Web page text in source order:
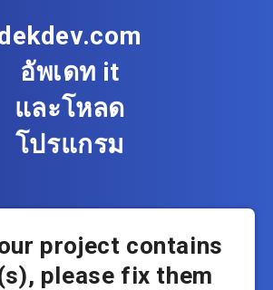
อัพเดท it
และโหลด
โปรแกรม
project contains
please fix them